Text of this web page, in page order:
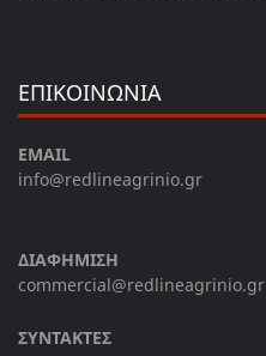
ΕΠΙΚΟΙΝΩΝΙΑ
EMAIL
info@redlineagrinio.gr
ΔΙΑΦΗΜΙΣΗ
commercial@redlineagrinio.gr
ΣΥΝΤΑΚΤΕΣ